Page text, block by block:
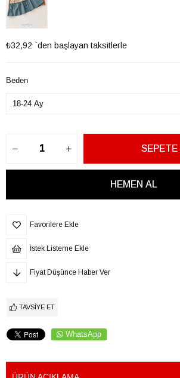
₺32,92 `den başlayan taksitlerle
Beden
Favorilere Ekle
İstek Listeme Ekle
Fiyat Düşünce Haber Ver
TAVSIYE ET
WhatsApp